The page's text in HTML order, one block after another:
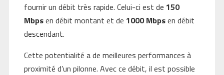
fournir un débit très rapide. Celui-ci est de 150
Mbpsen débit montant et de 1000 Mbpsen débit
descendant.
Cette potentialité a de meilleures performances à
proximité d’un pilonne. Avec ce débit, il est possible